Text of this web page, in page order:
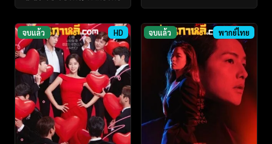
จบแล้ว HD จบแล้ว พากย์ไทย